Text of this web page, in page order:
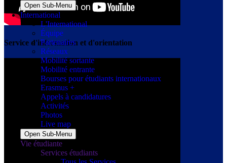
Open Sub-Menu
International
L'International
Équipe
Partenaires
Réseaux
Mobilité sortante
Mobilité entrante
Bourses pour étudiants internationaux
Erasmus +
Appels à candidatures
Activités
Photos
Live map
Open Sub-Menu
Vie étudiante
Services étudiants
Service d'information et d'orientation